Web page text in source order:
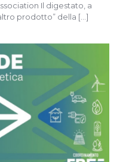
Il digestato, a
prodotto” della […]